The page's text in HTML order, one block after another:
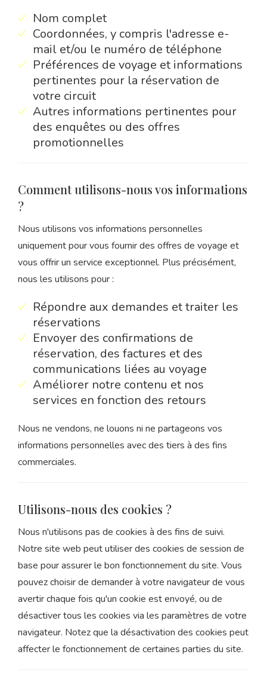
Nom complet
Coordonnées, y compris l'adresse e-
mail et/ou le numéro de téléphone
Préférences de voyage et informations
pertinentes pour la réservation de
votre circuit
Autres informations pertinentes pour
des enquêtes ou des offres
promotionnelles
Comment utilisons-nous vos informations
?
Nous utilisons vos informations personnelles
uniquement pour vous fournir des offres de voyage et
vous offrir un service exceptionnel. Plus précisément,
nous les utilisons pour :
Répondre aux demandes et traiter les
réservations
Envoyer des confirmations de
réservation, des factures et des
communications liées au voyage
Améliorer notre contenu et nos
services en fonction des retours
Nous ne vendons, ne louons ni ne partageons vos
informations personnelles avec des tiers à des fins
commerciales.
Utilisons-nous des cookies ?
Nous n'utilisons pas de cookies à des fins de suivi.
Notre site web peut utiliser des cookies de session de
base pour assurer le bon fonctionnement du site. Vous
pouvez choisir de demander à votre navigateur de vous
avertir chaque fois qu'un cookie est envoyé, ou de
désactiver tous les cookies via les paramètres de votre
navigateur. Notez que la désactivation des cookies peut
affecter le fonctionnement de certaines parties du site.